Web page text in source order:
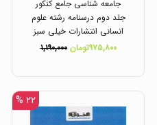
جامعه شناسی جامع کنکور
جلد دوم درسنامه رشته علوم
انسانی انتشارات خیلی سبز
۹۷۵,۸۰۰تومان
۱,۱۹۰,۰۰۰
۲۲ %